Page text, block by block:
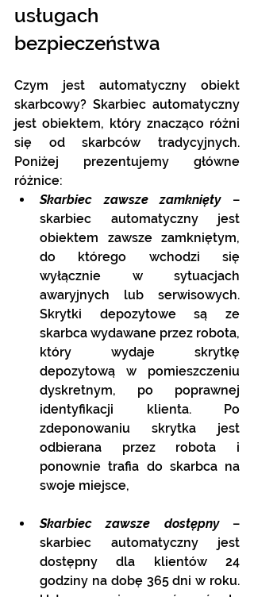
usługach
bezpieczeństwa
Czym jest automatyczny obiekt
skarbcowy? Skarbiec automatyczny
jest obiektem, który znacząco różni
się od skarbców tradycyjnych.
Poniżej prezentujemy główne
różnice:
Skarbiec zawsze zamknięty –
skarbiec automatyczny jest
obiektem zawsze zamkniętym,
do którego wchodzi się
wyłącznie w sytuacjach
awaryjnych lub serwisowych.
Skrytki depozytowe są ze
skarbca wydawane przez robota,
który wydaje skrytkę
depozytową w pomieszczeniu
dyskretnym, po poprawnej
identyfikacji klienta. Po
zdeponowaniu skrytka jest
odbierana przez robota i
ponownie trafia do skarbca na
swoje miejsce,
Skarbiec zawsze dostępny –
skarbiec automatyczny jest
dostępny dla klientów 24
godziny na dobę 365 dni w roku.